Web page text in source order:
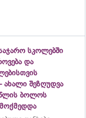
სკოლებში
და
ახალი შეზღუდვა
ბოლოს